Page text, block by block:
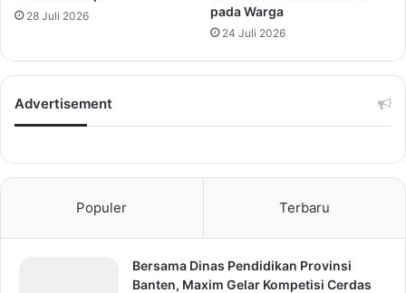
28 Juli 2026
pada Warga
24 Juli 2026
Advertisement
Populer Terbaru
Bersama Dinas Pendidikan Provinsi
Banten, Maxim Gelar Kompetisi Cerdas